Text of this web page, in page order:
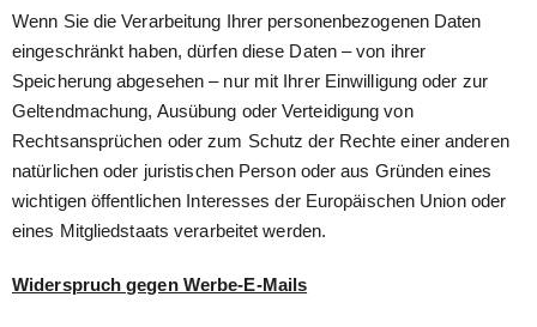
Wenn Sie die Verarbeitung Ihrer personenbezogenen Daten
eingeschränkt haben, dürfen diese Daten – von ihrer
Speicherung abgesehen – nur mit Ihrer Einwilligung oder zur
Geltendmachung, Ausübung oder Verteidigung von
Rechtsansprüchen oder zum Schutz der Rechte einer anderen
natürlichen oder juristischen Person oder aus Gründen eines
wichtigen öffentlichen Interesses der Europäischen Union oder
eines Mitgliedstaats verarbeitet werden.
Widerspruch gegen Werbe-E-Mails